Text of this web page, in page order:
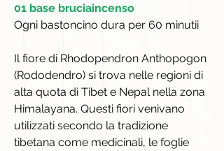
01 base bruciaincenso
Ogni bastoncino dura per 60 minutii
Il fiore di Rhodopendron Anthopogon
(Rododendro) si trova nelle regioni di
alta quota di Tibet e Nepal nella zona
Himalayana. Questi fiori venivano
utilizzati secondo la tradizione
tibetana come medicinali, le foglie